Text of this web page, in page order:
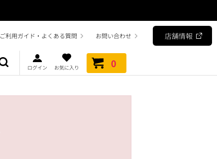
ご利用ガイド・よくある質問 お問い合わせ 店舗情報
ログイン お気に入り 0